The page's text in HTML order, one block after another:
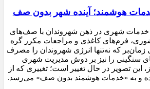
هوشمند؛ آینده شهر بدون صف
خدمات شهری در ذهن شهروندان با صف‌های
فرم‌های کاغذی و مراجعات مکرر گره
که نه‌تنها انرژی شهروندان را مصرف
سنگینی را نیز بر دوش مدیریت شهری
این تصویر در حال تغییر است؛ تغییری که از
و به «خدمات هوشمند بدون صف» می‌رسد.